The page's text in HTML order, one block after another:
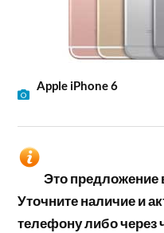
Apple iPhone 6
Это предложение
Уточните наличие и
телефону либо через